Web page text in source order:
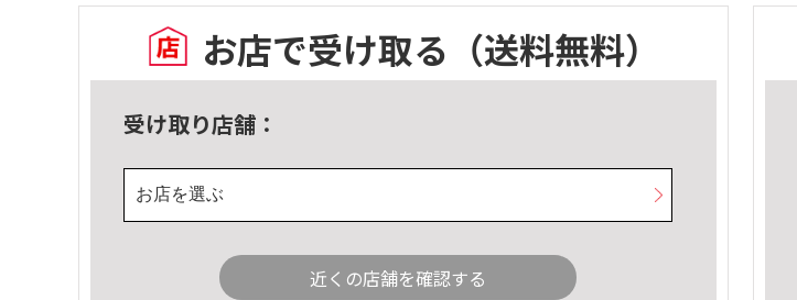
お店で受け取る （送料無料）
受け取り店舗：
お店を選ぶ
近くの店舗を確認する